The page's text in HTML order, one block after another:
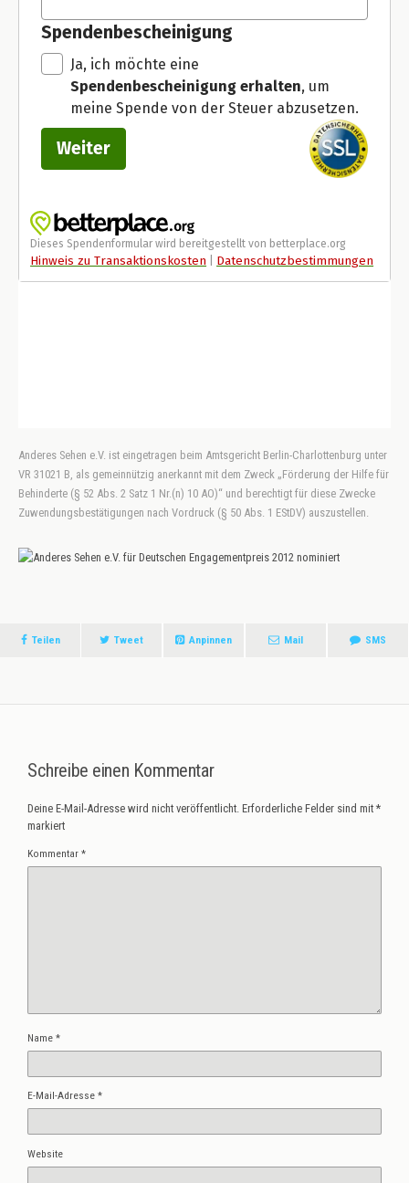
Anderes Sehen e.V. ist eingetragen beim Amtsgericht Berlin-Charlottenburg unter
VR 31021 B, als gemeinnützig anerkannt mit dem Zweck „Förderung der Hilfe für
Behinderte (§ 52 Abs. 2 Satz 1 Nr.(n) 10 AO)“ und berechtigt für diese Zwecke
Zuwendungsbestätigungen nach Vordruck (§ 50 Abs. 1 EStDV) auszustellen.
Teilen Tweet Anpinnen Mail SMS
Schreibe einen Kommentar
Deine E-Mail-Adresse wird nicht veröffentlicht. Erforderliche Felder sind mit *
markiert
Kommentar *
Name *
E-Mail-Adresse *
Website